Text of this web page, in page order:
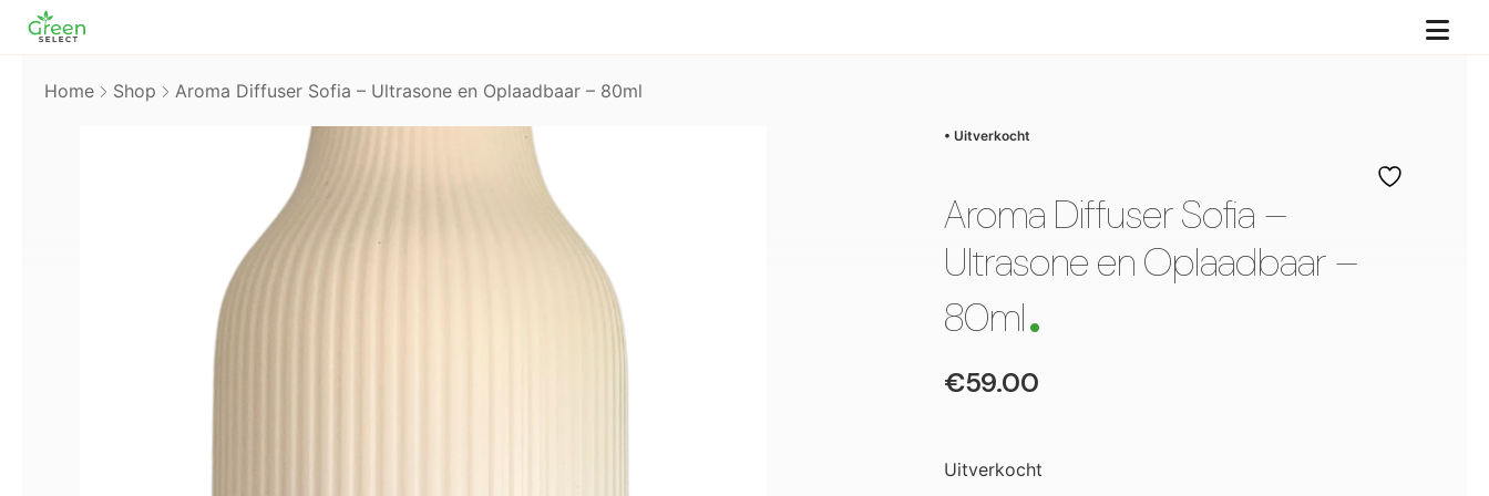
Home Shop Aroma Diffuser Sofia – Ultrasone en Oplaadbaar – 80ml
• Uitverkocht
Aroma Diffuser Sofia –
Ultrasone en Oplaadbaar –
80ml.
€59.00
Uitverkocht